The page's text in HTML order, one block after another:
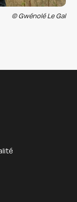
© Gwénolé Le Gal
Cet été à